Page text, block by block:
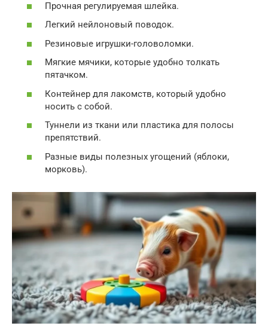
Прочная регулируемая шлейка.
Легкий нейлоновый поводок.
Резиновые игрушки-головоломки.
Мягкие мячики, которые удобно толкать
пятачком.
Контейнер для лакомств, который удобно
носить с собой.
Туннели из ткани или пластика для полосы
препятствий.
Разные виды полезных угощений (яблоки,
морковь).